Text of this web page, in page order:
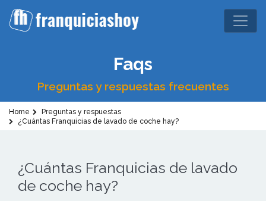
Faqs
Preguntas y respuestas frecuentes
Home
Preguntas y respuestas
¿Cuántas Franquicias de lavado de coche hay?
¿Cuántas Franquicias de lavado
de coche hay?